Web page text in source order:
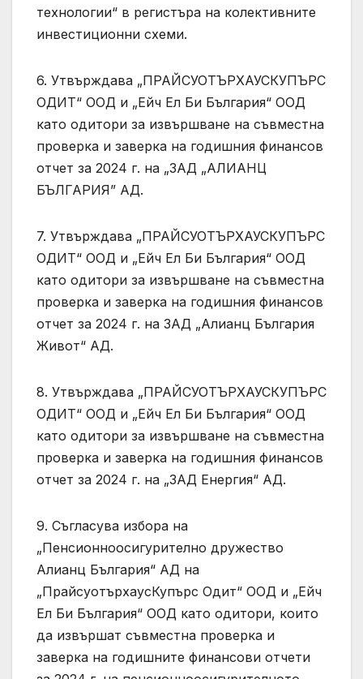
технологии“ в регистъра на колективните
инвестиционни схеми.
6. Утвърждава „ПРАЙСУОТЪРХАУСКУПЪРС
ОДИТ“ ООД и „Ейч Ел Би България“ ООД
като одитори за извършване на съвместна
проверка и заверка на годишния финансов
отчет за 2024 г. на „ЗАД „АЛИАНЦ
БЪЛГАРИЯ” АД.
7. Утвърждава „ПРАЙСУОТЪРХАУСКУПЪРС
ОДИТ“ ООД и „Ейч Ел Би България“ ООД
като одитори за извършване на съвместна
проверка и заверка на годишния финансов
отчет за 2024 г. на ЗАД „Алианц България
Живот“ АД.
8. Утвърждава „ПРАЙСУОТЪРХАУСКУПЪРС
ОДИТ“ ООД и „Ейч Ел Би България“ ООД
като одитори за извършване на съвместна
проверка и заверка на годишния финансов
отчет за 2024 г. на „ЗАД Енергия“ АД.
9. Съгласува избора на
„Пенсионноосигурително дружество
Алианц България“ АД на
„ПрайсуотърхаусКупърс Одит“ ООД и „Ейч
Ел Би България“ ООД като одитори, които
да извършат съвместна проверка и
заверка на годишните финансови отчети